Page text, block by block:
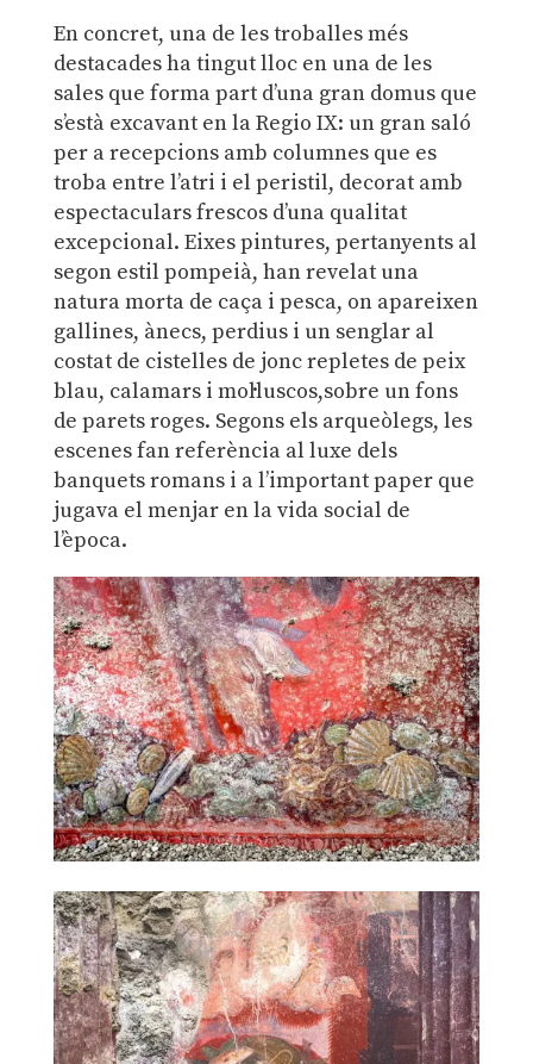
En concret, una de les troballes més
destacades ha tingut lloc en una de les
sales que forma part d’una gran domus que
s’està excavant en la Regio IX: un gran saló
per a recepcions amb columnes que es
troba entre l’atri i el peristil, decorat amb
espectaculars frescos d’una qualitat
excepcional. Eixes pintures, pertanyents al
segon estil pompeià, han revelat una
natura morta de caça i pesca, on apareixen
gallines, ànecs, perdius i un senglar al
costat de cistelles de jonc repletes de peix
blau, calamars i mol·luscos,sobre un fons
de parets roges. Segons els arqueòlegs, les
escenes fan referència al luxe dels
banquets romans i a l’important paper que
jugava el menjar en la vida social de
l’època.